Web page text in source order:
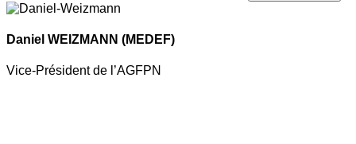
Daniel WEIZMANN (MEDEF)
Vice-Président de l’AGFPN